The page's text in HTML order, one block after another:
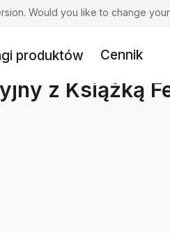
Would you like to change
produktów Cennik
z Książką